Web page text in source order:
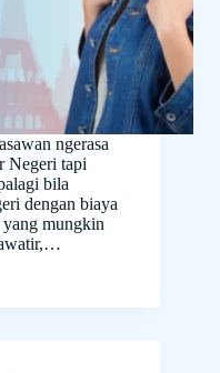
ngerasa
Negeri tapi
bila
dengan biaya
mungkin